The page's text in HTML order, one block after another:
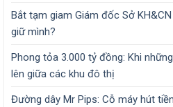
Bắt tạm giam Giám đốc Sở
giữ mình?
Phong tỏa 3.000 tỷ đồng: Khi
lên giữa các khu đô thị
Đường dây Mr Pips: Cỗ máy hút